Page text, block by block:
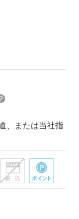
、または当社指